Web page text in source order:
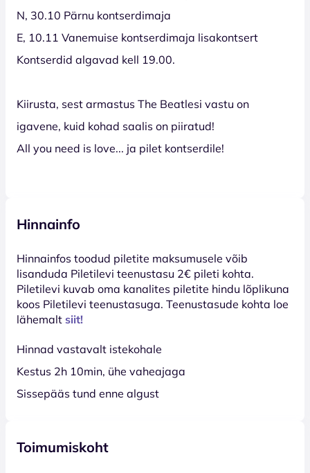
N, 30.10 Pärnu kontserdimaja
E, 10.11 Vanemuise kontserdimaja lisakontsert
Kontserdid algavad kell 19.00.
Kiirusta, sest armastus The Beatlesi vastu on
igavene, kuid kohad saalis on piiratud!
All you need is love... ja pilet kontserdile!
Hinnainfo
Hinnainfos toodud piletite maksumusele võib
lisanduda Piletilevi teenustasu 2€ pileti kohta.
Piletilevi kuvab oma kanalites piletite hindu lõplikuna
koos Piletilevi teenustasuga. Teenustasude kohta loe
lähemalt siit!
Hinnad vastavalt istekohale
Kestus 2h 10min, ühe vaheajaga
Sissepääs tund enne algust
Toimumiskoht